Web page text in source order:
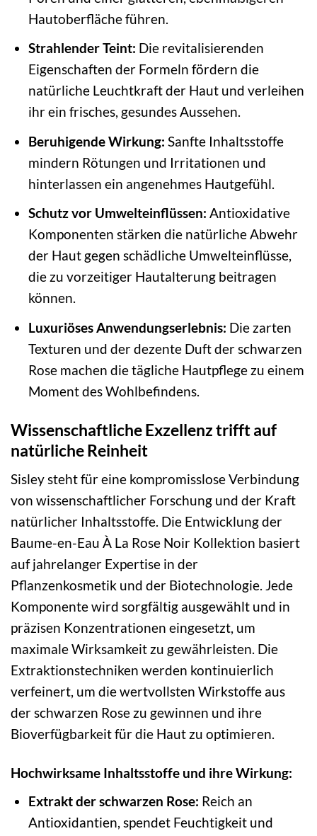
Hautoberfläche führen.
Strahlender Teint: Die revitalisierenden
Eigenschaften der Formeln fördern die
natürliche Leuchtkraft der Haut und verleihen
ihr ein frisches, gesundes Aussehen.
Beruhigende Wirkung: Sanfte Inhaltsstoffe
mindern Rötungen und Irritationen und
hinterlassen ein angenehmes Hautgefühl.
Schutz vor Umwelteinflüssen: Antioxidative
Komponenten stärken die natürliche Abwehr
der Haut gegen schädliche Umwelteinflüsse,
die zu vorzeitiger Hautalterung beitragen
können.
Luxuriöses Anwendungserlebnis: Die zarten
Texturen und der dezente Duft der schwarzen
Rose machen die tägliche Hautpflege zu einem
Moment des Wohlbefindens.
Wissenschaftliche Exzellenz trifft auf
natürliche Reinheit
Sisley steht für eine kompromisslose Verbindung
von wissenschaftlicher Forschung und der Kraft
natürlicher Inhaltsstoffe. Die Entwicklung der
Baume-en-Eau À La Rose Noir Kollektion basiert
auf jahrelanger Expertise in der
Pflanzenkosmetik und der Biotechnologie. Jede
Komponente wird sorgfältig ausgewählt und in
präzisen Konzentrationen eingesetzt, um
maximale Wirksamkeit zu gewährleisten. Die
Extraktionstechniken werden kontinuierlich
verfeinert, um die wertvollsten Wirkstoffe aus
der schwarzen Rose zu gewinnen und ihre
Bioverfügbarkeit für die Haut zu optimieren.
Hochwirksame Inhaltsstoffe und ihre Wirkung:
Extrakt der schwarzen Rose: Reich an
Antioxidantien, spendet Feuchtigkeit und